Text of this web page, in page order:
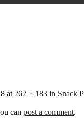
at 262 × 183 in Snack
can post a comment.